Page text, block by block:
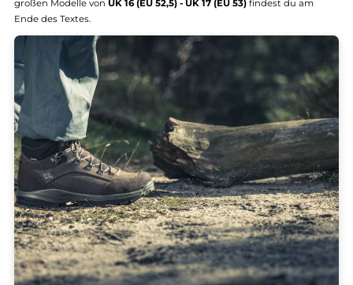
Welche Modelle es gibt, zeigen wir dir hier übersichtlich auf. Die
großen Modelle vonUK 16 (EU 52,5) - UK 17 (EU 53)findest du am
Ende des Textes.